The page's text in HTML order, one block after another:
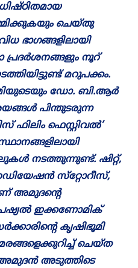
ചെയ്തു
ഭാഗങ്ങളിലായി
പ്രദർശനങ്ങളും നൂറ്
മറുപക്കം.
ഡോ. ബി.ആർ
പിന്തുടരുന്ന
ഫെസ്റ്റിവൽ’
നടത്തുന്നുണ്ട്. ഷിറ്റ്,
സ്‌റ്റോറീസ്,
അമുദന്റെ
ഇക്കണോമിക്
കൃഷിഭൂമി
ചെയ്ത
അടുത്തിടെ